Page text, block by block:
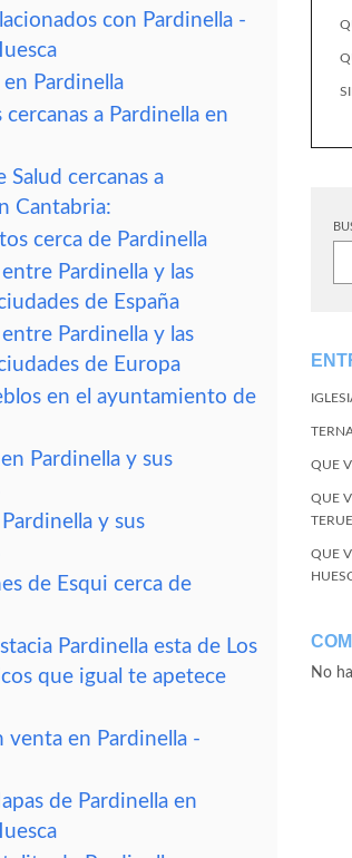
con Pardinella -
Pardinella
cercanas a Pardinella en
Salud cercanas a
Cantabria:
cerca de Pardinella
Pardinella y las
de España
Pardinella y las
de Europa
en el ayuntamiento de
Pardinella y sus
y sus
de Esqui cerca de
Pardinella esta de Los
que igual te apetece
venta en Pardinella -
de Pardinella en
QUE
QUE
QUE
No